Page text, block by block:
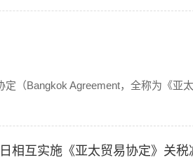
定（Bangkok Agreement，全称为《亚
相互实施《亚太贸易协定》关税